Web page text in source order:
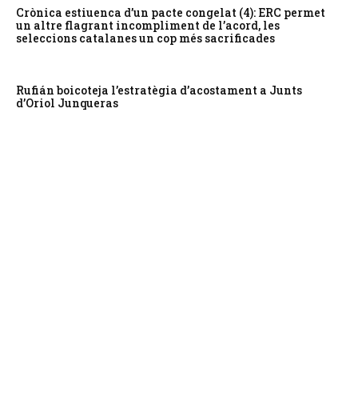
Crònica estiuenca d’un pacte congelat (4): ERC permet
un altre flagrant incompliment de l’acord, les
seleccions catalanes un cop més sacrificades
Rufián boicoteja l’estratègia d’acostament a Junts
d’Oriol Junqueras